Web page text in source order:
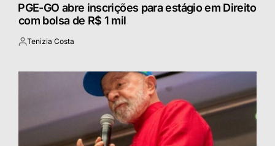
⁠PGE-GO abre inscrições para estágio em Direito
com bolsa de R$ 1 mil
Postado
Tenizia Costa